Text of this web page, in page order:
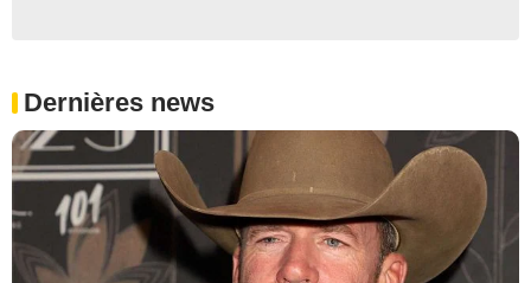
Dernières news